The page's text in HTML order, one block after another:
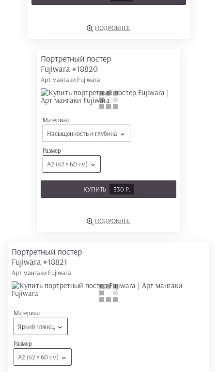
ПОДРОБНЕЕ
Портретный постер
Fujiwara #18820
Арт мангаки Fujiwara
Материал
Насыщенность и глубина
Размер
А2 (42 × 60 см)
КУПИТЬ 330 Р.
ПОДРОБНЕЕ
Портретный постер
Fujiwara #18821
Арт мангаки Fujiwara
Материал
Яркий глянец
Размер
А2 (42 × 60 см)